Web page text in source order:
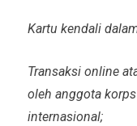
Kartu kendali
Transaksi online
oleh anggota
internasional;